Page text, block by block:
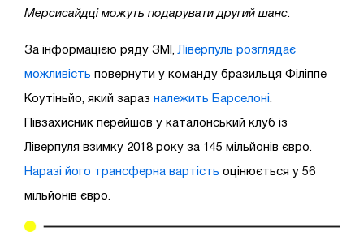
Мерсисайдці можуть подарувати другий шанс
За інформацією ряду ЗМІ, Ліверпуль розглядає
можливість повернути у команду бразильця Філіппе
Коутіньйо, який зараз належить Барселоні
Півзахисник перейшов у каталонський клуб із
Ліверпуля взимку 2018 року за 145 мільйонів євро.
Наразі його трансферна вартість оцінюється у 56
мільйонів євро.